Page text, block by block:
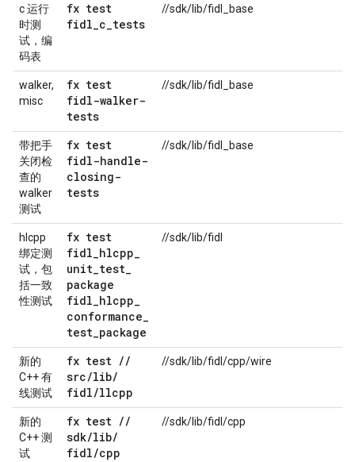
c 运行
时测
试，编
码表
fx test
fidl_c_tests
//sdk/lib/fidl_base
walker,
misc
fx test
fidl-walker-
tests
//sdk/lib/fidl_base
带把手
关闭检
查的
walker
测试
fx test
fidl-handle-
closing-
tests
//sdk/lib/fidl_base
hlcpp
绑定测
试，包
括一致
性测试
fx test
fidl_hlcpp_
unit_test_
package
fidl_hlcpp_
conformance_
test_package
//sdk/lib/fidl
新的
C++ 有
线测试
fx test //
src/lib/
fidl/llcpp
//sdk/lib/fidl/cpp/wire
新的
C++ 测
试
fx test //
sdk/lib/
fidl/cpp
//sdk/lib/fidl/cpp